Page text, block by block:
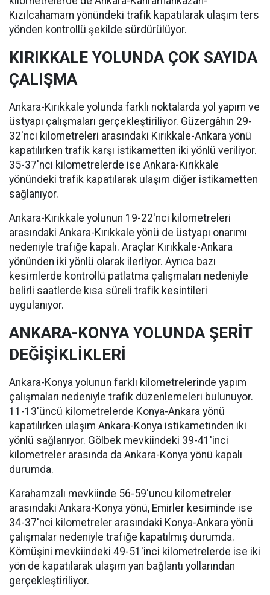
Kızılcahamam yönündeki trafik kapatılarak ulaşım ters
yönden kontrollü şekilde sürdürülüyor.
KIRIKKALE YOLUNDA ÇOK SAYIDA
ÇALIŞMA
Ankara-Kırıkkale yolunda farklı noktalarda yol yapım ve
üstyapı çalışmaları gerçekleştiriliyor. Güzergâhın 29-
32'nci kilometreleri arasındaki Kırıkkale-Ankara yönü
kapatılırken trafik karşı istikametten iki yönlü veriliyor.
35-37'nci kilometrelerde ise Ankara-Kırıkkale
yönündeki trafik kapatılarak ulaşım diğer istikametten
sağlanıyor.
Ankara-Kırıkkale yolunun 19-22'nci kilometreleri
arasındaki Ankara-Kırıkkale yönü de üstyapı onarımı
nedeniyle trafiğe kapalı. Araçlar Kırıkkale-Ankara
yönünden iki yönlü olarak ilerliyor. Ayrıca bazı
kesimlerde kontrollü patlatma çalışmaları nedeniyle
belirli saatlerde kısa süreli trafik kesintileri
uygulanıyor.
ANKARA-KONYA YOLUNDA ŞERİT
DEĞİŞİKLİKLERİ
Ankara-Konya yolunun farklı kilometrelerinde yapım
çalışmaları nedeniyle trafik düzenlemeleri bulunuyor.
11-13'üncü kilometrelerde Konya-Ankara yönü
kapatılırken ulaşım Ankara-Konya istikametinden iki
yönlü sağlanıyor. Gölbek mevkiindeki 39-41'inci
kilometreler arasında da Ankara-Konya yönü kapalı
durumda.
Karahamzalı mevkiinde 56-59'uncu kilometreler
arasındaki Ankara-Konya yönü, Emirler kesiminde ise
34-37'nci kilometreler arasındaki Konya-Ankara yönü
çalışmalar nedeniyle trafiğe kapatılmış durumda.
Kömüşini mevkiindeki 49-51'inci kilometrelerde ise iki
yön de kapatılarak ulaşım yan bağlantı yollarından
gerçekleştiriliyor.